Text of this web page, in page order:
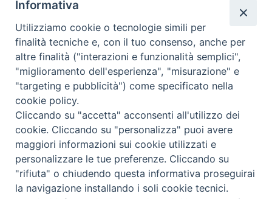
TV 2000
Diocesi di Ivrea
Curia Vescovile Piazza Castello, 3 10015 Ivrea (To) Tel.
0125.641138 Fax 0125.40296 segreteriacuria@diocesivrea.it
Informativa
Utilizziamo cookie o tecnologie simili per
finalità tecniche e, con il tuo consenso, anche per
altre finalità ("interazioni e funzionalità semplici",
"miglioramento dell'esperienza", "misurazione" e
"targeting e pubblicità") come specificato nella
cookie policy.
Cliccando su "accetta" acconsenti all'utilizzo dei
cookie. Cliccando su "personalizza" puoi avere
maggiori informazioni sui cookie utilizzati e
personalizzare le tue preferenze. Cliccando su
"rifiuta" o chiudendo questa informativa proseguirai
la navigazione installando i soli cookie tecnici.